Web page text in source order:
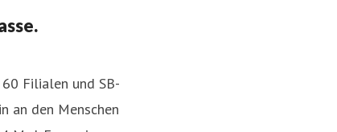
Filialen und SB-
an den Menschen